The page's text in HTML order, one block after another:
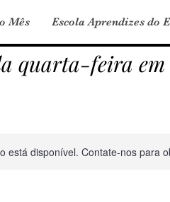
Mês Escola Aprendizes do
quarta-feira em
está disponível. Contate-nos para